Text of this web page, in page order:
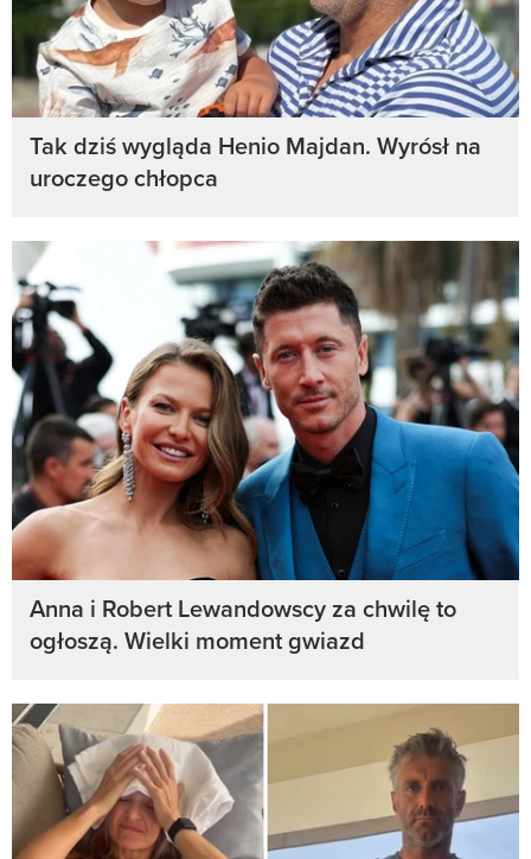
Tak dziś wygląda Henio Majdan. Wyrósł na
uroczego chłopca
Anna i Robert Lewandowscy za chwilę to
ogłoszą. Wielki moment gwiazd